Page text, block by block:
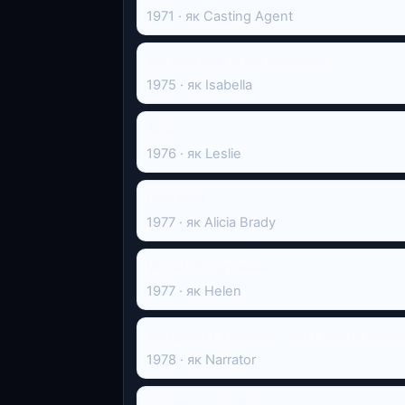
1971 · як Casting Agent
1975 · як Isabella
1976 · як Leslie
1977 · як Alicia Brady
1977 · як Helen
1978 · як Narrator